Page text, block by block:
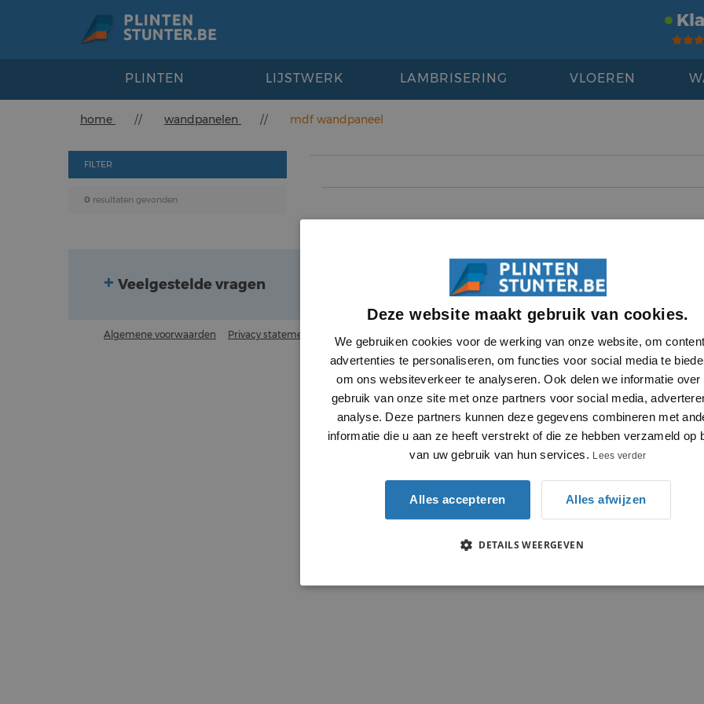
PLINTEN LIJSTWERK LAMBRISERING VLOEREN
home // wandpanelen // mdf wandpaneel
FILTER
0 resultaten gevonden
Veelgestelde vragen Beoordelingen
Algemene voorwaarden Privacy statement Disclaimer © Plintenstunter 2026
Deze website maakt gebruik van cookies.
We gebruiken cookies voor de werking van onze website, om
advertenties te personaliseren, om functies voor social media te
om ons websiteverkeer te analyseren. Ook delen we informatie over
gebruik van onze site met onze partners voor social media,
analyse. Deze partners kunnen deze gegevens combineren met
informatie die u aan ze heeft verstrekt of die ze hebben verzameld op
van uw gebruik van hun services. Lees verder
Alles accepteren Alles afwijzen
DETAILS WEERGEVEN